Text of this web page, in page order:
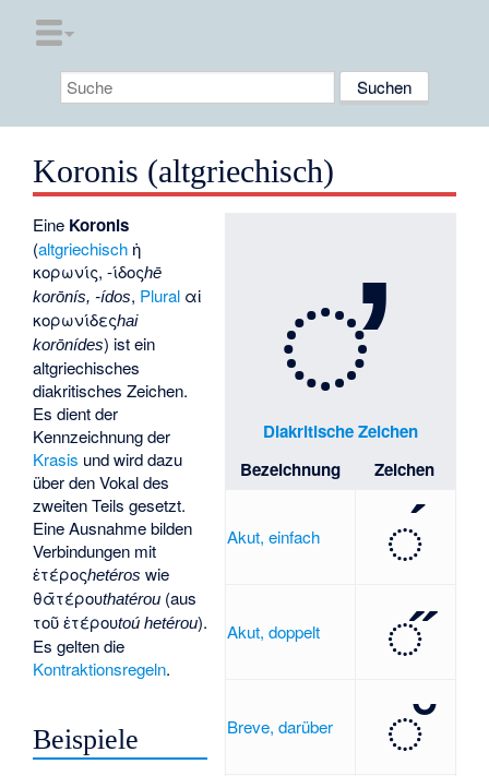
Koronis (altgriechisch)
◌̓
Diakritische Zeichen
Bezeichnung
Zeichen
Akut, einfach ◌́
Akut, doppelt ◌̋
Breve, darüber ◌̆
Eine Koronis
(altgriechisch ἡ
κορωνίς, -ίδοςhē
korōnís, -ídos, Plural αἱ
κορωνίδεςhai
korōnídes) ist ein
altgriechisches
diakritisches Zeichen.
Es dient der
Kennzeichnung der
Krasis und wird dazu
über den Vokal des
zweiten Teils gesetzt.
Eine Ausnahme bilden
Verbindungen mit
ἑτέροςhetéros wie
θᾱτέρουthatérou (aus
τοῦ ἑτέρουtoú hetérou).
Es gelten die
Kontraktionsregeln.
Beispiele